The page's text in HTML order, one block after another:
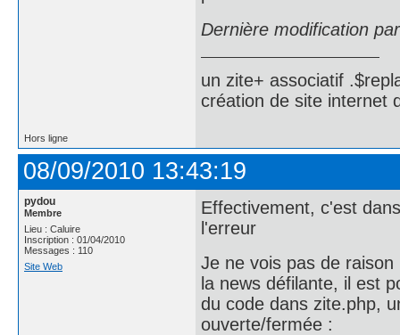
Dernière modification
un zite+ associatif
création de site internet
Hors ligne
08/09/2010 13:43:19
pydou
Membre
Lieu : Caluire
Inscription : 01/04/2010
Messages : 110
Site Web
Effectivement, c'est
l'erreur
Je ne vois pas de
la news défilante, il est
du code dans zite.php,
ouverte/fermée :